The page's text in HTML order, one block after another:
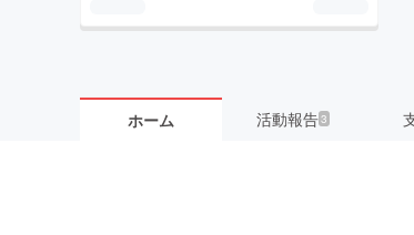
ホーム 活動報告3